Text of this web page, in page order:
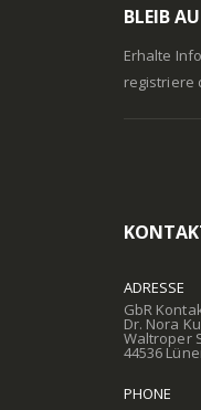
BLEIB
Erhalte
registriere
ADRESSE
GbR
Dr. Nora
Waltroper
44536
PHONE